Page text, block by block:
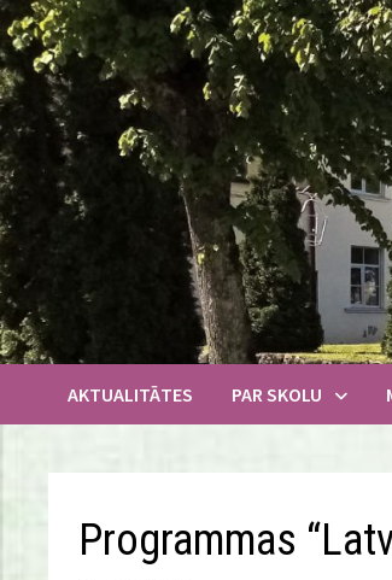
Skip
to
content
AKTUALITĀTES PAR SKOLU
Programmas